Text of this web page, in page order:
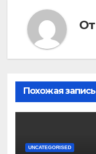
От
Похожая запись
UNCATEGORISED